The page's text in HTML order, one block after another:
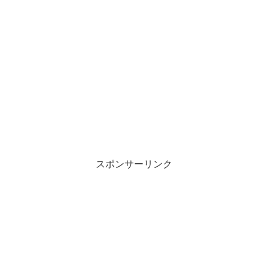
スポンサーリンク